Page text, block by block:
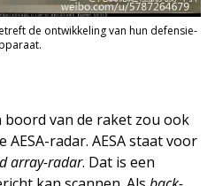
de ontwikkeling van hun defensie-
boord van de raket zou ook
radar. AESA staat voor
array-radar. Dat is een